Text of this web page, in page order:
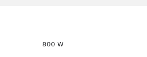
800 W